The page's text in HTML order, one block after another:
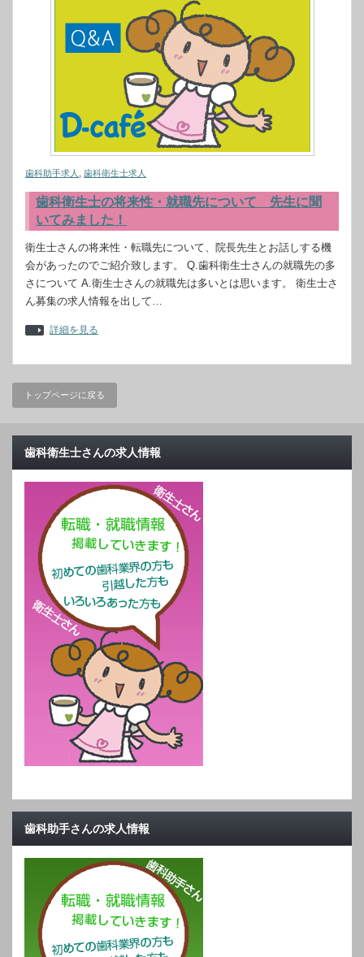
歯科助手求人 歯科衛生士求人
歯科衛生士の将来性・就職先について 先生に聞
いてみました！
衛生士さんの将来性・転職先について、院長先生とお話しする機
会があったのでご紹介致します。 Q.歯科衛生士さんの就職先の多
さについて A.衛生士さんの就職先は多いとは思います。 衛生士さ
ん募集の求人情報を出して…
詳細を見る
トップページに戻る
歯科衛生士さんの求人情報
歯科助手さんの求人情報